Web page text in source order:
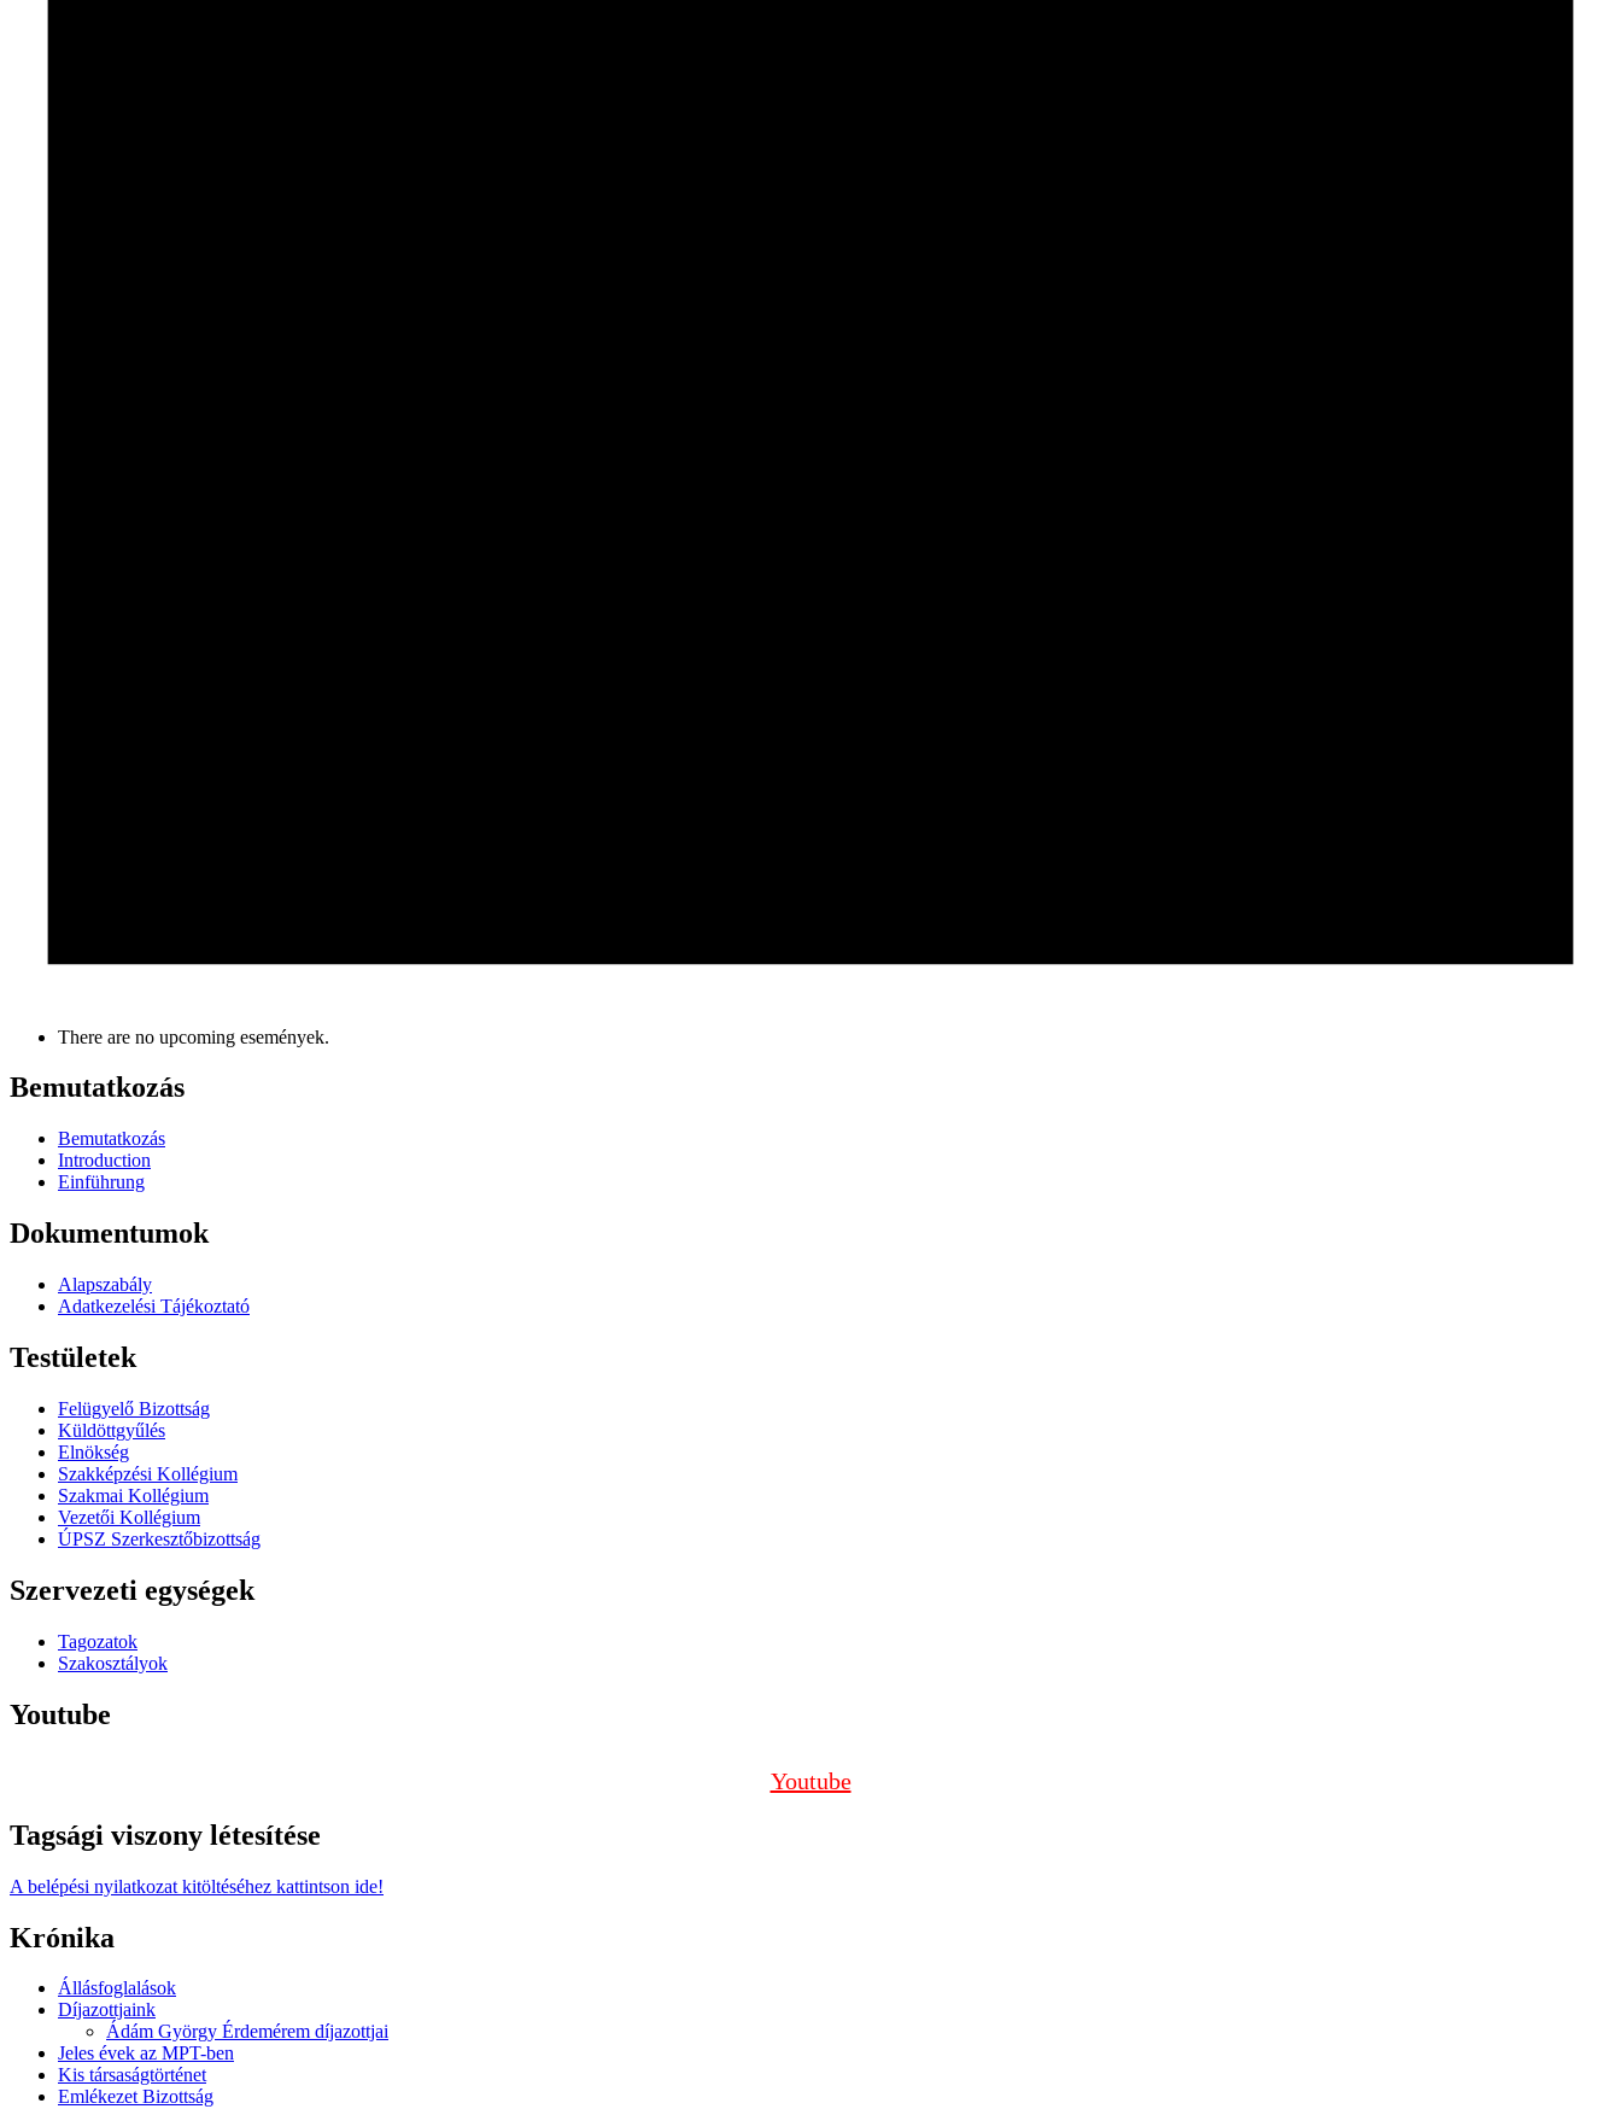
There are no upcoming események.
Bemutatkozás
Bemutatkozás
Introduction
Einführung
Dokumentumok
Alapszabály
Adatkezelési Tájékoztató
Testületek
Felügyelő Bizottság
Küldöttgyűlés
Elnökség
Szakképzési Kollégium
Szakmai Kollégium
Vezetői Kollégium
ÚPSZ Szerkesztőbizottság
Szervezeti egységek
Tagozatok
Szakosztályok
Youtube
Youtube
Tagsági viszony létesítése
A belépési nyilatkozat kitöltéséhez kattintson ide!
Krónika
Állásfoglalások
Díjazottjaink
Ádám György Érdemérem díjazottjai
Jeles évek az MPT-ben
Kis társaságtörténet
Emlékezet Bizottság